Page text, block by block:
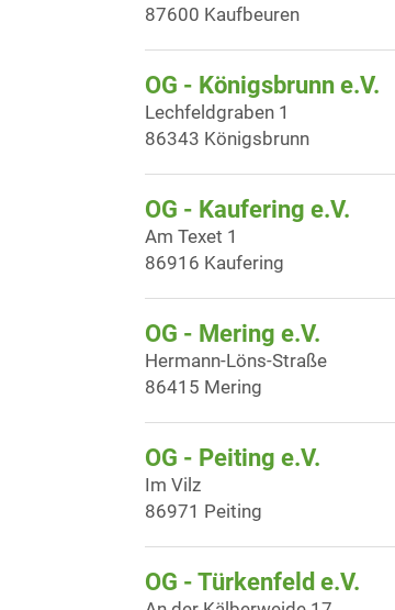
87600 Kaufbeuren
OG - Königsbrunn e.V.
Lechfeldgraben 1
86343 Königsbrunn
OG - Kaufering e.V.
Am Texet 1
86916 Kaufering
OG - Mering e.V.
Hermann-Löns-Straße
86415 Mering
OG - Peiting e.V.
Im Vilz
86971 Peiting
OG - Türkenfeld e.V.